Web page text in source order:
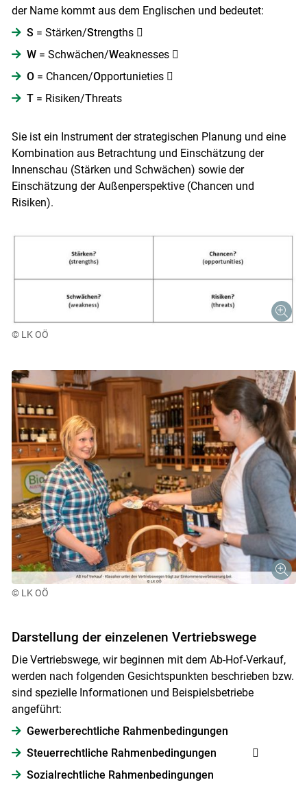
der Name kommt aus dem Englischen und bedeutet:
S = Stärken/Strengths 
W= Schwächen/Weaknesses 
O = Chancen/Opportunieties 
T= Risiken/Threats
Sie ist ein Instrument der strategischen Planung und eine
Kombination aus Betrachtung und Einschätzung der
Innenschau (Stärken und Schwächen) sowie der
Einschätzung der Außenperspektive (Chancen und
Risiken).
© LK OÖ
© LK OÖ
Darstellung der einzelenen Vertriebswege
Die Vertriebswege, wir beginnen mit dem Ab-Hof-Verkauf,
werden nach folgenden Gesichtspunkten beschrieben bzw.
sind spezielle Informationen und Beispielsbetriebe
angeführt:
Gewerberechtliche Rahmenbedingungen
Steuerrechtliche Rahmenbedingungen 
Sozialrechtliche Rahmenbedingungen